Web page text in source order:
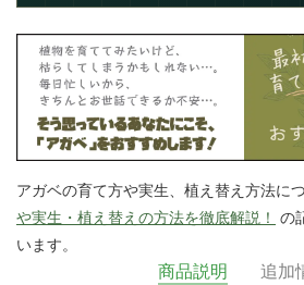
アガベの育て方や実生、植え替え方法に
や実生・植え替えの方法を徹底解説！ の
います。
商品説明 追加